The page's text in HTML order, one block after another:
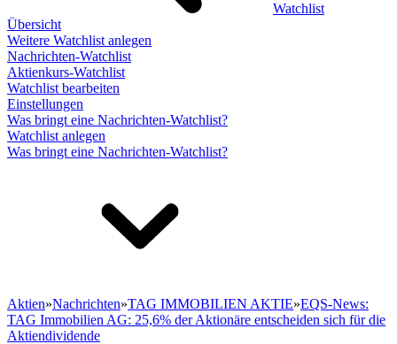
Watchlist
Übersicht
Weitere Watchlist anlegen
Nachrichten-Watchlist
Aktienkurs-Watchlist
Watchlist bearbeiten
Einstellungen
Was bringt eine Nachrichten-Watchlist?
Watchlist anlegen
Was bringt eine Nachrichten-Watchlist?
Aktien»Nachrichten»TAG IMMOBILIEN AKTIE»EQS-News:
TAG Immobilien AG: 25,6% der Aktionäre entscheiden sich für die
Aktiendividende